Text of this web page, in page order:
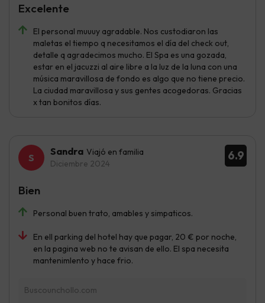
El personal muuuy agradable. Nos custodiaron las
maletas el tiempo q necesitamos el día del check out,
detalle q agradecimos mucho. El Spa es una gozada,
estar en el jacuzzi al aire libre a la luz de la luna con una
música maravillosa de fondo es algo que no tiene precio.
La ciudad maravillosa y sus gentes acogedoras. Gracias
x tan bonitos días.
Excelente
6.9
Sandra Viajó en familia
Diciembre 2024
Personal buen trato, amables y simpaticos.
En ell parking del hotel hay que pagar, 20 € por noche,
en la pagina web no te avisan de ello. El spa necesita
mantenimlento y hace frio.
Bien